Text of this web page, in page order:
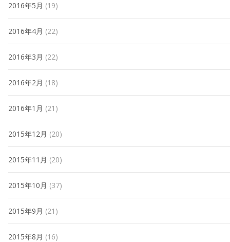
2016年5月 (19)
2016年4月 (22)
2016年3月 (22)
2016年2月 (18)
2016年1月 (21)
2015年12月 (20)
2015年11月 (20)
2015年10月 (37)
2015年9月 (21)
2015年8月 (16)